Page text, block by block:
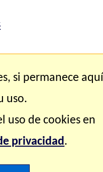
® Todos los
si permanece aquí
uso.
uso de cookies en
privacidad.